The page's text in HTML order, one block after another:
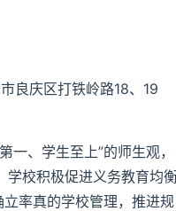
良庆区打铁岭路18、19
一、学生至上”的师生观，
学校积极促进义务教育均
率真的学校管理，推进规